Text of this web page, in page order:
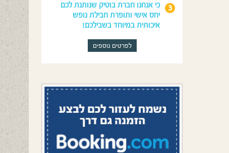
כי אנחנו חברת בוטיק שנותנת לכם
יחס אישי ותופרת חבילת נופש
איכותית במיוחד בשבילכם!
לפרטים נוספים